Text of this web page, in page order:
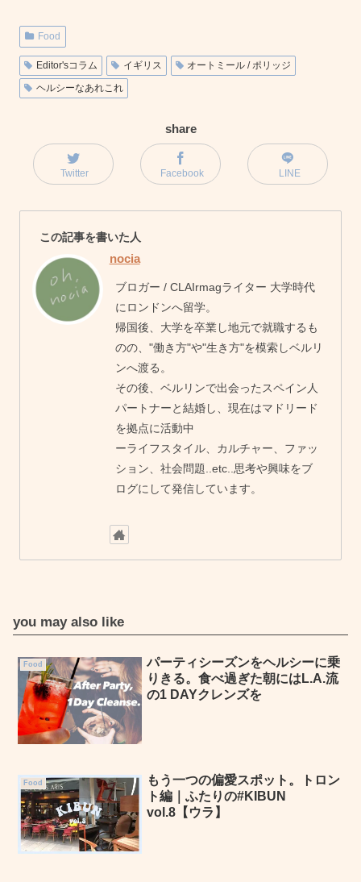
Food
Editor'sコラム イギリス
オートミール / ポリッジ
ヘルシーなあれこれ
share
Twitter Facebook LINE
この記事を書いた人
nocia
ブロガー / CLAIrmagライター 大学時代
にロンドンへ留学。
帰国後、大学を卒業し地元で就職するも
のの、"働き方"や"生き方"を模索しベルリ
ンへ渡る。
その後、ベルリンで出会ったスペイン人
パートナーと結婚し、現在はマドリード
を拠点に活動中
ーライフスタイル、カルチャー、ファッ
ション、社会問題..etc..思考や興味をブ
ログにして発信しています。
you may also like
Food
パーティシーズンをヘルシーに乗
りきる。食べ過ぎた朝にはL.A.流
の1 DAYクレンズを
Food
もう一つの偏愛スポット。トロン
ト編｜ふたりの#KIBUN
vol.8【ウラ】